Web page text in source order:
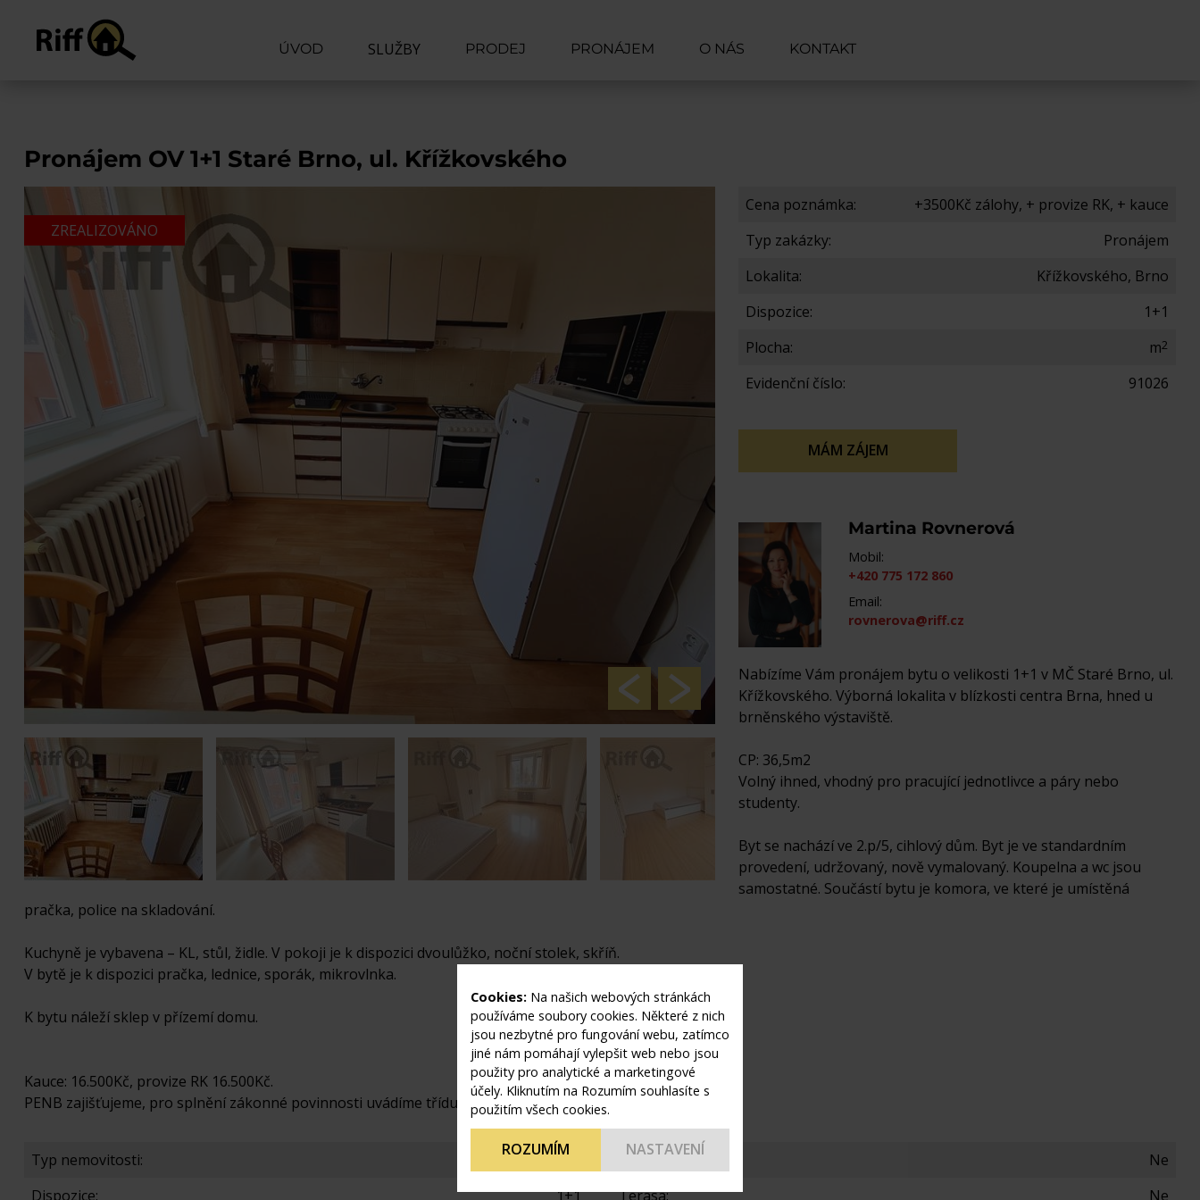
ÚVOD SLUŽBY
ODHAD CENY
PRODEJ PRONÁJEM O NÁS KONTAKT
Pronájem OV 1+1 Staré Brno, ul. Křížkovského
ZREALIZOVÁNO
Cena poznámka:
+3500Kč zálohy, + provize RK, + kauce
Typ zakázky:
Pronájem
Lokalita:
Křížkovského, Brno
Dispozice:
1+1
Plocha:
m2
Evidenční číslo: 91026
MÁM ZÁJEM
Martina Rovnerová
Mobil:
+420 775 172 860
Email:
rovnerova@riff.cz
Nabízíme Vám pronájem bytu o velikosti 1+1 v MČ Staré Brno, ul.
Křížkovského. Výborná lokalita v blízkosti centra Brna, hned u
brněnského výstaviště.
CP: 36,5m2
Volný ihned, vhodný pro pracující jednotlivce a páry nebo
studenty.
Byt se nachází ve 2.p/5, cihlový dům. Byt je ve standardním
provedení, udržovaný, nově vymalovaný. Koupelna a wc jsou
samostatné. Součástí bytu je komora, ve které je umístěná
pračka, police na skladování.
Kuchyně je vybavena – KL, stůl, židle. V pokoji je k dispozici dvoulůžko, noční stolek, skříň.
V bytě je k dispozici pračka, lednice, sporák, mikrovlnka.
K bytu náleží sklep v přízemí domu.
Kauce: 16.500Kč, provize RK 16.500Kč.
PENB zajišťujeme, pro splnění zákonné povinnosti uvádíme třídu „G“.
Typ nemovitosti:
Byt
Dispozice:
1+1
Výtah:
Ne
Terasa:
Ne
Cookies: Na našich webových stránkách
používáme soubory cookies. Některé z nich
jsou nezbytné pro fungování webu, zatímco
jiné nám pomáhají vylepšit web nebo jsou
použity pro analytické a marketingové
účely. Kliknutím na Rozumím souhlasíte s
použitím všech cookies.
ROZUMÍM NASTAVENÍ